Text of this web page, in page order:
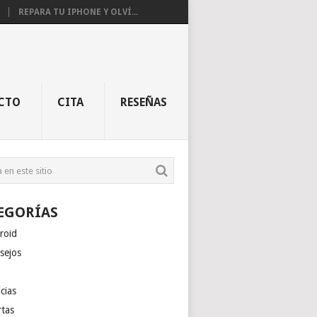
REPARA TU IPHONE Y OLVÍ...
CITA RESEÑAS